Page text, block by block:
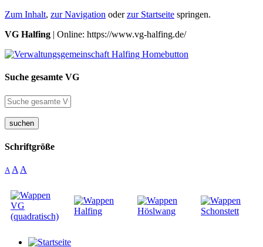
Zum Inhalt, zur Navigation oderzur Startseite springen.
VG Halfing | Online: https://www.vg-halfing.de/
Suche gesamte VG
suchen
Schriftgröße
A A A